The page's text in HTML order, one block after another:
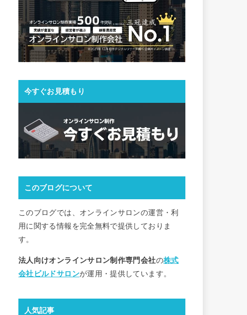
今すぐお見積もり
このブログについて
このブログでは、オンラインサロンの運営・利
用に関する情報を完全無料で提供しておりま
す。
法人向けオンラインサロン制作専門会社の株式
会社ビルドサロンが運用・提供しています。
人気記事